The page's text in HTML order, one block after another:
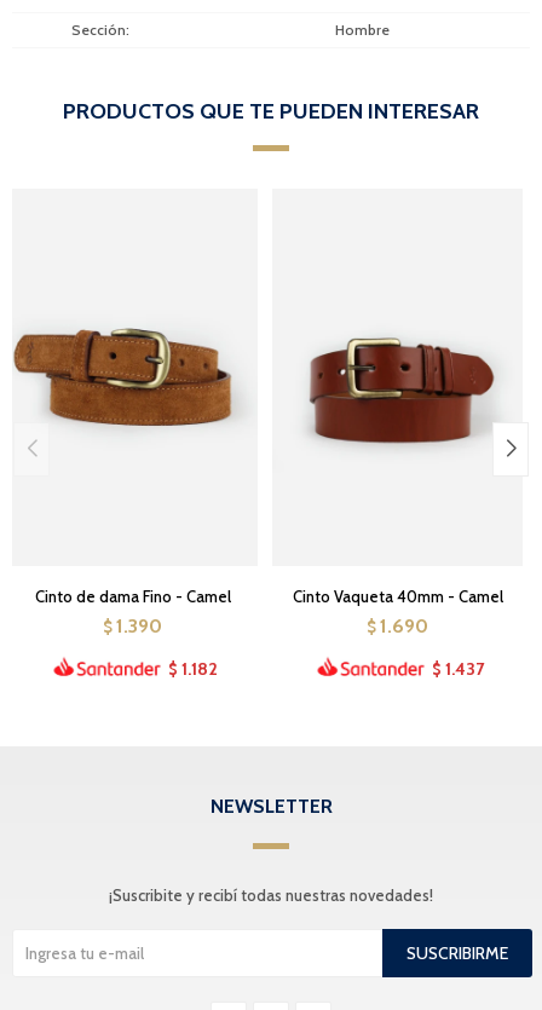
Sección Hombre
PRODUCTOS QUE TE PUEDEN INTERESAR
Cinto de dama Fino - Camel
$ 1.390
$ 1.182
Cinto Vaqueta 40mm - Camel
$ 1.690
$ 1.437
NEWSLETTER
¡Suscribite y recibí todas nuestras novedades!
SUSCRIBIRME